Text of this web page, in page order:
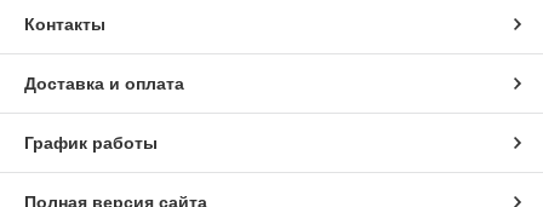
Контакты
Доставка и оплата
График работы
Полная версия сайта